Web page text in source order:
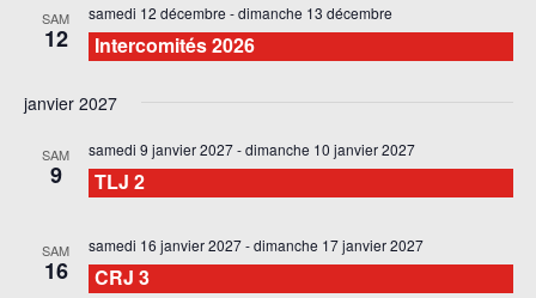
SAM
12
samedi 12 décembre -dimanche 13 décembre
Intercomités 2026
janvier 2027
SAM
9
samedi 9 janvier 2027-dimanche 10 janvier 2027
TLJ 2
SAM
16
samedi 16 janvier 2027-dimanche 17 janvier 2027
CRJ 3